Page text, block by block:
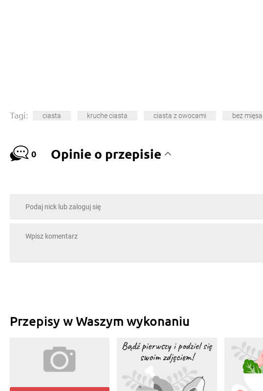
Tagi: ciasta kruche ciasta ciasta z owocami bez mięsa
0 Opinie o przepisie
Przepisy w Waszym wykonaniu